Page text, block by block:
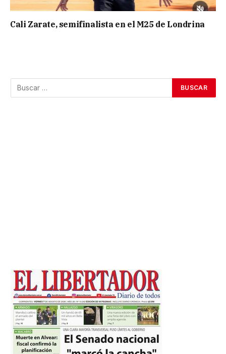
Cali Zarate, semifinalista en el M25 de Londrina